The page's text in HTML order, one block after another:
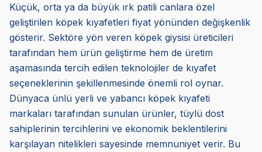
Küçük, orta ya da büyük ırk patili canlara özel
geliştirilen köpek kıyafetleri fiyat yönünden değişkenlik
gösterir. Sektöre yön veren köpek giysisi üreticileri
tarafından hem ürün geliştirme hem de üretim
aşamasında tercih edilen teknolojiler de kıyafet
seçeneklerinin şekillenmesinde önemli rol oynar.
Dünyaca ünlü yerli ve yabancı köpek kıyafeti
markaları tarafından sunulan ürünler, tüylü dost
sahiplerinin tercihlerini ve ekonomik beklentilerini
karşılayan nitelikleri sayesinde memnuniyet verir. Bu